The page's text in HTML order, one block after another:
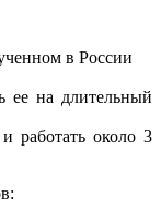
в России
ее на длительный
работать около 3